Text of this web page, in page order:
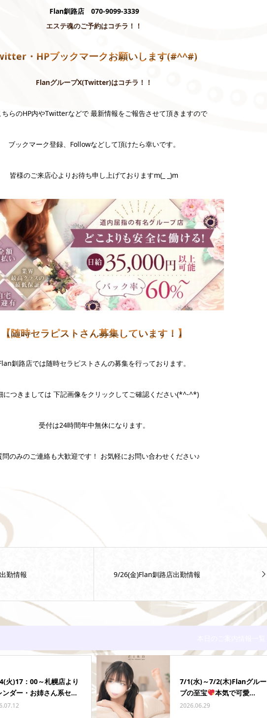
Flan釧路店 070-9099-3339
エステ魂のご予約はコチラ！！
・HPブックマークお願いします(#^^#)
FlanグループX(Twitter)はコチラ！！
ちらのHP内やTwitterなどで 最新情報をご報告させて頂きますので
ブックマーク登録、Followなどして頂けたら幸いです。
皆様のご来店心よりお待ち申し上げておりますm(_ _)m
【随時セラピストさん募集しています！】
釧路店では随時セラピストさんの募集を行っております。
につきましては 下記画像をクリックしてご確認ください(*^-^*)
受付は24時間年中無休になります。
問のみのご連絡も大歓迎です！ お気軽にお問い合わせください♪
勤情報 9/26(金)Flan釧路店出勤情報
火)17：00～札幌店より
ンダー・お姉さん系セ...
7/1(水)～7/2(木)Flanグルー
プの至宝
本気で可愛...
2026.06.29